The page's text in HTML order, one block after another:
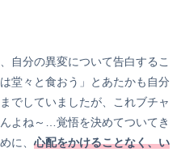
自分の異変について告白するこ
堂々と食おう」とあたかも自分
でしていましたが、これブチャ
よね～…覚悟を決めてついてき
に、 心配をかけることなく、い